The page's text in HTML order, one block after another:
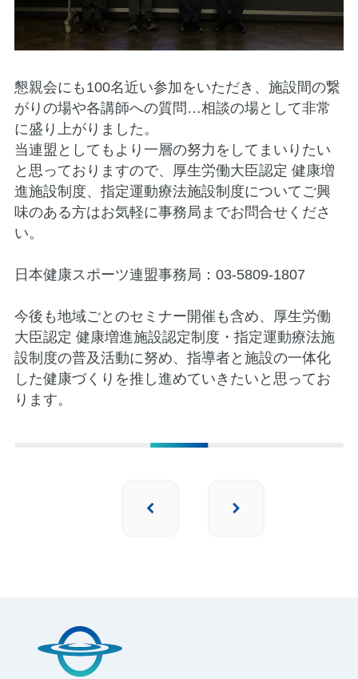
懇親会にも100名近い参加をいただき、施設間の繋
がりの場や各講師への質問…相談の場として非常
に盛り上がりました。
当連盟としてもより一層の努力をしてまいりたい
と思っておりますので、厚生労働大臣認定 健康増
進施設制度、指定運動療法施設制度についてご興
味のある方はお気軽に事務局までお問合せくださ
い。
日本健康スポーツ連盟事務局：03-5809-1807
今後も地域ごとのセミナー開催も含め、厚生労働
大臣認定 健康増進施設認定制度・指定運動療法施
設制度の普及活動に努め、指導者と施設の一体化
した健康づくりを推し進めていきたいと思ってお
ります。